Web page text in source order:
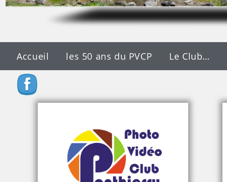
Accueil les 50 ans du PVCP Le Club…